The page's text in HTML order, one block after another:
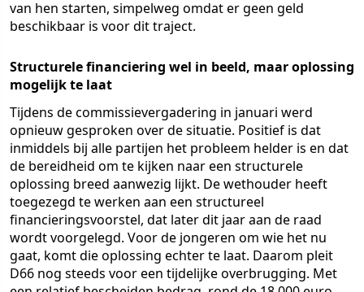
van hen starten, simpelweg omdat er geen geld
beschikbaar is voor dit traject.
Structurele financiering wel in beeld, maar oplossing
mogelijk te laat
Tijdens de commissievergadering in januari werd
opnieuw gesproken over de situatie. Positief is dat
inmiddels bij alle partijen het probleem helder is en dat
de bereidheid om te kijken naar een structurele
oplossing breed aanwezig lijkt. De wethouder heeft
toegezegd te werken aan een structureel
financieringsvoorstel, dat later dit jaar aan de raad
wordt voorgelegd. Voor de jongeren om wie het nu
gaat, komt die oplossing echter te laat. Daarom pleit
D66 nog steeds voor een tijdelijke overbrugging. Met